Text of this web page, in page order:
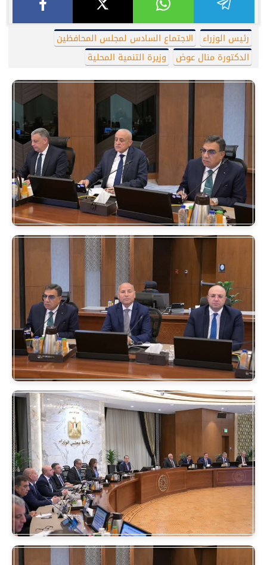
رئيس الوزراء
الاجتماع السادس لمجلس المحافظين
الدكتورة منال عوض
وزيرة التنمية المحلية